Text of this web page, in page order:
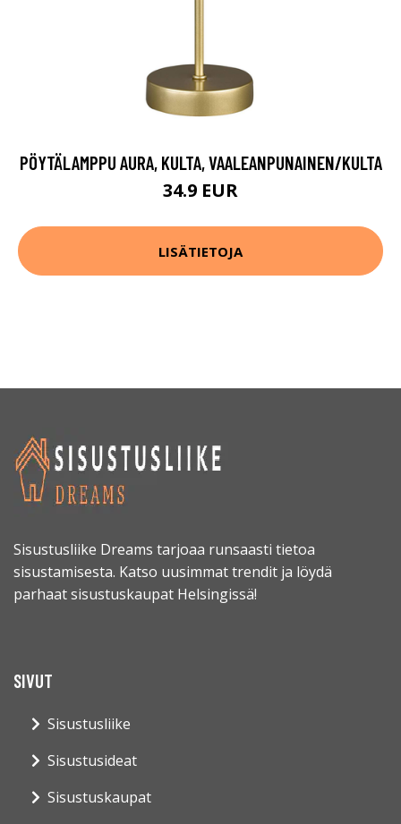
PÖYTÄLAMPPU AURA, KULTA, VAALEANPUNAINEN/KULTA
34.9 EUR
LISÄTIETOJA
Sisustusliike Dreams tarjoaa runsaasti tietoa
sisustamisesta. Katso uusimmat trendit ja löydä
parhaat sisustuskaupat Helsingissä!
SIVUT
Sisustusliike
Sisustusideat
Sisustuskaupat